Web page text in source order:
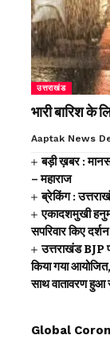
उत्तराखंड
भारी बारिश के
Aaptak News
बड़ी ख़बर :
– महाराज
ब्रेकिंग :
एकादशमुखी
सपरिवार किए दर्शन
उत्तराखंड BJP
किया गया
साथ वातावरण हुआ
Global